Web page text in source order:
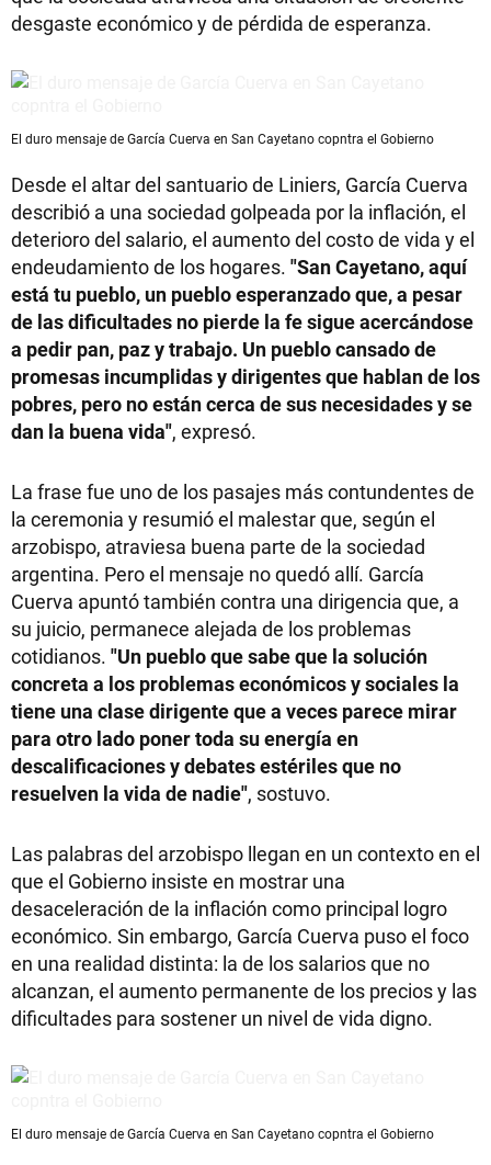
desgaste económico y de pérdida de esperanza.
El duro mensaje de García Cuerva en San Cayetano copntra el Gobierno
Desde el altar del santuario de Liniers, García Cuerva
describió a una sociedad golpeada por la inflación, el
deterioro del salario, el aumento del costo de vida y el
endeudamiento de los hogares. "San Cayetano, aquí
está tu pueblo, un pueblo esperanzado que, a pesar
de las dificultades no pierde la fe sigue acercándose
a pedir pan, paz y trabajo. Un pueblo cansado de
promesas incumplidas y dirigentes que hablan de los
pobres, pero no están cerca de sus necesidades y se
dan la buena vida", expresó.
La frase fue uno de los pasajes más contundentes de
la ceremonia y resumió el malestar que, según el
arzobispo, atraviesa buena parte de la sociedad
argentina. Pero el mensaje no quedó allí. García
Cuerva apuntó también contra una dirigencia que, a
su juicio, permanece alejada de los problemas
cotidianos. "Un pueblo que sabe que la solución
concreta a los problemas económicos y sociales la
tiene una clase dirigente que a veces parece mirar
para otro lado poner toda su energía en
descalificaciones y debates estériles que no
resuelven la vida de nadie", sostuvo.
Las palabras del arzobispo llegan en un contexto en el
que el Gobierno insiste en mostrar una
desaceleración de la inflación como principal logro
económico. Sin embargo, García Cuerva puso el foco
en una realidad distinta: la de los salarios que no
alcanzan, el aumento permanente de los precios y las
dificultades para sostener un nivel de vida digno.
El duro mensaje de García Cuerva en San Cayetano copntra el Gobierno